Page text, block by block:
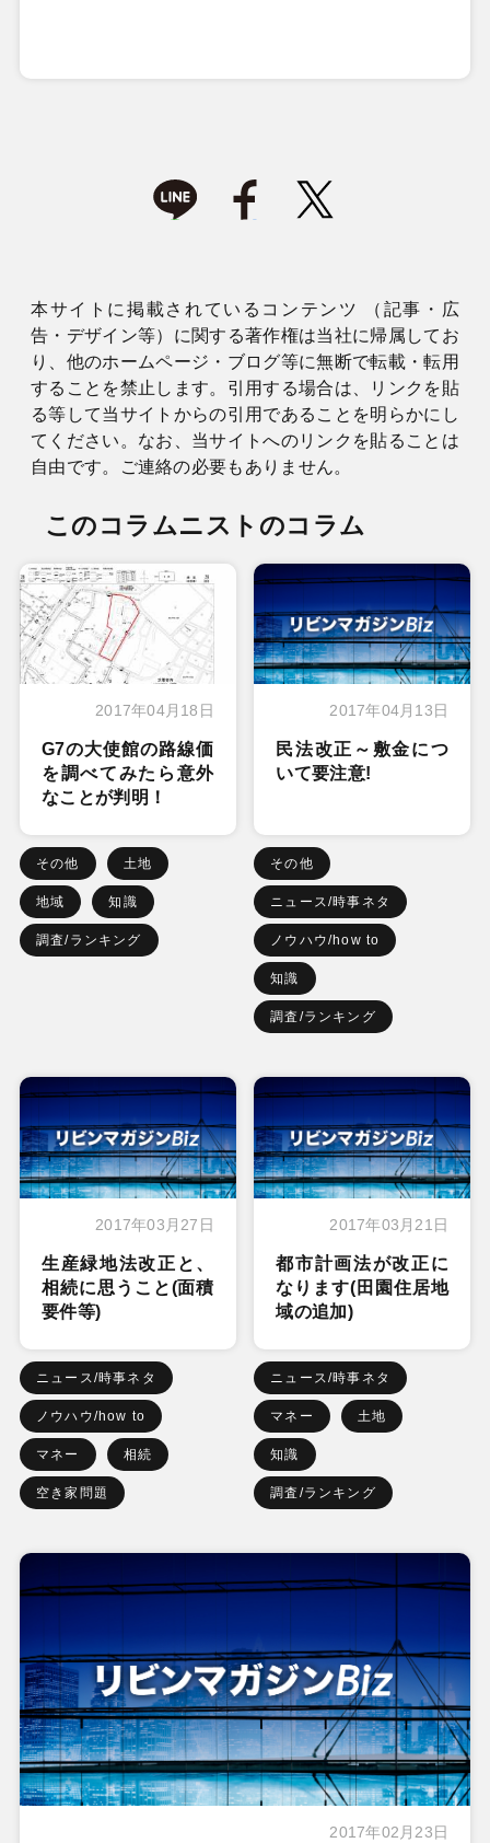
本サイトに掲載されているコンテンツ （記事・広
告・デザイン等）に関する著作権は当社に帰属してお
り、他のホームページ・ブログ等に無断で転載・転用
することを禁止します。引用する場合は、リンクを貼
る等して当サイトからの引用であることを明らかにし
てください。なお、当サイトへのリンクを貼ることは
自由です。ご連絡の必要もありません。
このコラムニストのコラム
2017年04月18日
G7の大使館の路線価
を調べてみたら意外
なことが判明！
その他 土地
地域 知識
調査/ランキング
2017年04月13日
民法改正～敷金につ
いて要注意!
その他
ニュース/時事ネタ
ノウハウ/how to
知識
調査/ランキング
2017年03月27日
生産緑地法改正と、
相続に思うこと(面積
要件等)
ニュース/時事ネタ
ノウハウ/how to
マネー 相続
空き家問題
2017年03月21日
都市計画法が改正に
なります(田園住居地
域の追加)
ニュース/時事ネタ
マネー 土地
知識
調査/ランキング
2017年02月23日